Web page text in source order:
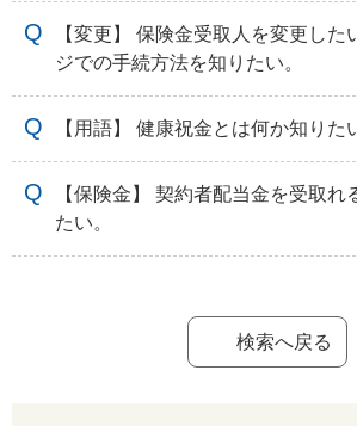
【変更】 保険金受取人を変更した
ジでの手続方法を知りたい。
【用語】 健康祝金とは何か知りた
【保険金】 契約者配当金を受取れ
たい。
検索へ戻る